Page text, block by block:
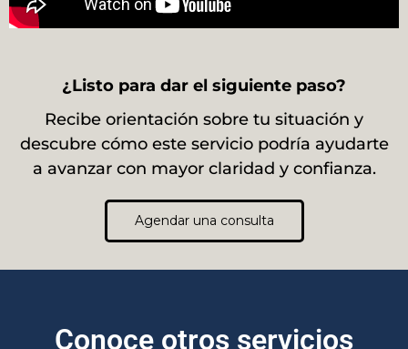
¿Listo para dar el siguiente paso?
Recibe orientación sobre tu situación y
descubre cómo este servicio podría ayudarte
a avanzar con mayor claridad y confianza.
Agendar una consulta
Conoce otros servicios